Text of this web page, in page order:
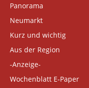
Panorama
Neumarkt
Kurz und wichtig
Aus der Region
-Anzeige-
Wochenblatt E-Paper